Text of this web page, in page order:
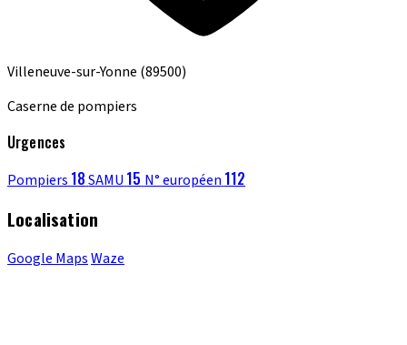
Villeneuve-sur-Yonne (89500)
Caserne de pompiers
Urgences
Pompiers 18SAMU 15 N° européen 112
Localisation
Google MapsWaze